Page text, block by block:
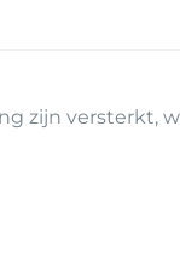
zijn versterkt,